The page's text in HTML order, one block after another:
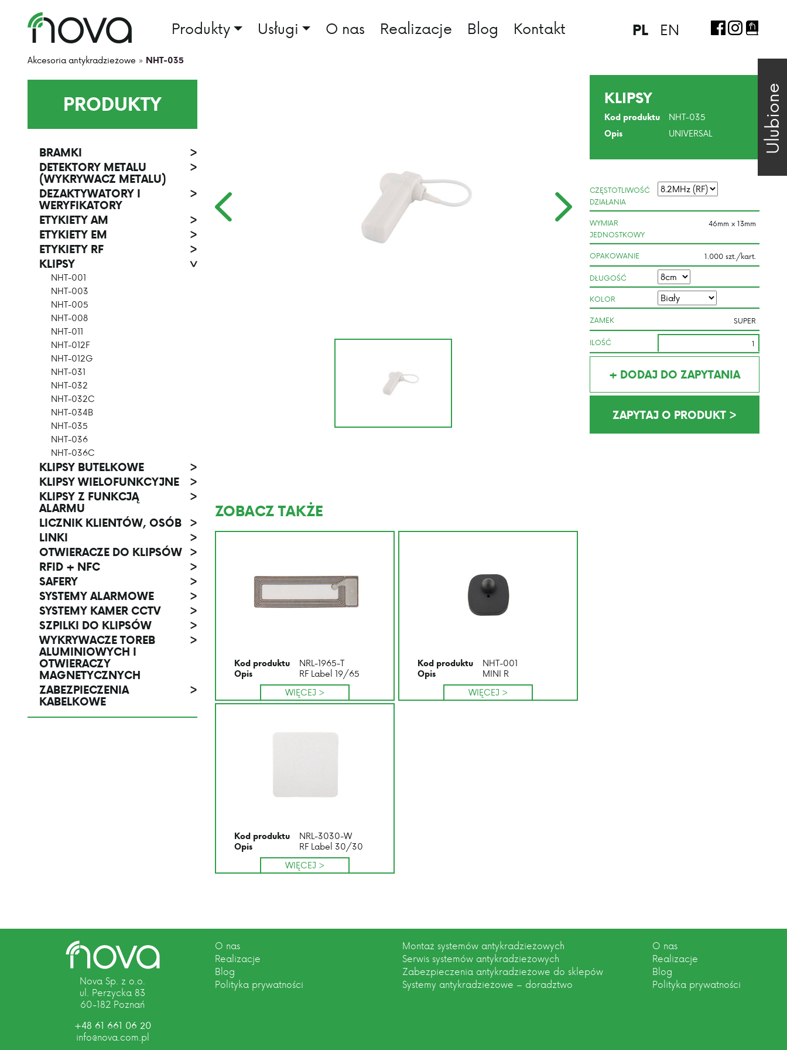
Ulubione
PL EN
Produkty Usługi O nas Realizacje Blog Kontakt
Akcesoria antykradzieżowe » NHT-035
PRODUKTY
BRAMKI
>
DETEKTORY METALU
(WYKRYWACZ METALU)
>
DEZAKTYWATORY I
WERYFIKATORY
>
ETYKIETY AM
>
ETYKIETY EM
>
ETYKIETY RF
>
KLIPSY
>
NHT-001
NHT-003
NHT-005
NHT-008
NHT-011
NHT-012F
NHT-012G
NHT-031
NHT-032
NHT-032C
NHT-034B
NHT-035
NHT-036
NHT-036C
KLIPSY BUTELKOWE
>
KLIPSY WIELOFUNKCYJNE
>
KLIPSY Z FUNKCJĄ
ALARMU
>
LICZNIK KLIENTÓW, OSÓB >
LINKI
>
OTWIERACZE DO KLIPSÓW >
RFID + NFC
>
SAFERY
>
SYSTEMY ALARMOWE
>
SYSTEMY KAMER CCTV
>
SZPILKI DO KLIPSÓW
>
WYKRYWACZE TOREB
ALUMINIOWYCH I
OTWIERACZY
MAGNETYCZNYCH
>
ZABEZPIECZENIA
KABELKOWE
>
KLIPSY
Kod produktu NHT-035
Opis UNIVERSAL
CZĘSTOTLIWOŚĆ
DZIAŁANIA
WYMIAR
JEDNOSTKOWY
OPAKOWANIE
DŁUGOŚĆ
KOLOR
ZAMEK
ILOŚĆ
+ DODAJ DO ZAPYTANIA
ZOBACZ TAKŻE
Kod produktu NRL-1965-T
Opis
RF Label 19/65
WIĘCEJ >
Kod produktu NHT-001
Opis
MINI R
WIĘCEJ >
Kod produktu NRL-3030-W
Opis
RF Label 30/30
WIĘCEJ >
Nova Sp. z o.o.
ul. Perzycka 83
60-182 Poznań
+48 61 661 06 20
info@nova.com.pl
O nas
Realizacje
Blog
Polityka prywatności
Montaż systemów antykradzieżowych
Serwis systemów antykradzieżowych
Zabezpieczenia antykradzieżowe do sklepów
Systemy antykradzieżowe – doradztwo
O nas
Realizacje
Blog
Polityka prywatności